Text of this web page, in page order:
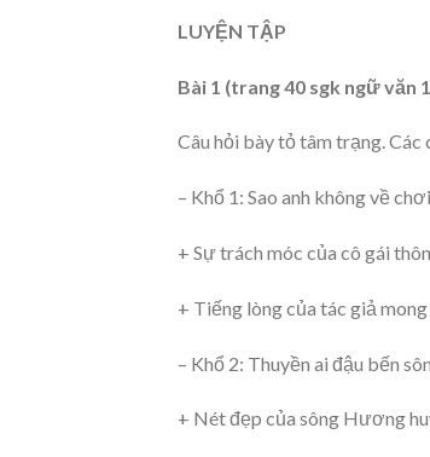
LUYỆN TẬP
Bài 1 (trang 40 sgk ngữ văn
Câu hỏi bày tỏ tâm trạng.
– Khổ 1: Sao anh không về
+ Sự trách móc của cô gái
+ Tiếng lòng của tác giả
– Khổ 2: Thuyền ai đậu bến
+ Nét đẹp của sông Hương